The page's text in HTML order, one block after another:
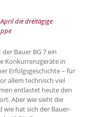
die dreitägige
Bauer BG 7 ein
Konkurrenzgeräte in
Erfolgsgeschichte – für
allem technisch viel
entlastet heute den
Aber wie sieht die
wie hat sich der Bauer-